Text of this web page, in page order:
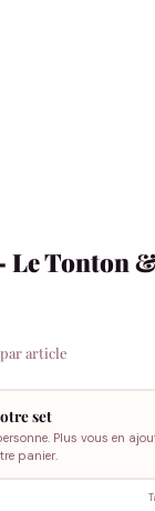
Tonton
article
set
Plus vous en
panier.